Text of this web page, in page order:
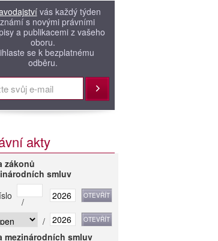
vás každý týden
s novými právními
a publikacemi z vašeho
oboru.
se k bezplatnému
odběru.
Přihlásit
akty
zákonů
smluv
/
/
mezinárodních smluv